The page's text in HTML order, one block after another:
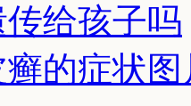
给孩子吗
的症状图